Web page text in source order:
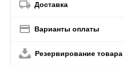
Доставка
Варианты оплаты
Резервирование товара